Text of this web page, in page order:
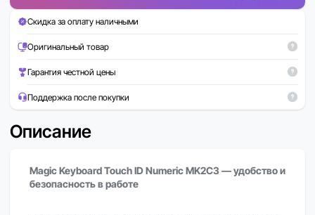
Скидка за оплату наличными
Оригинальный товар
Гарантия честной цены
Поддержка после покупки
Описание
Magic Keyboard Touch ID Numeric MK2C3 — удобство и
безопасность в работе